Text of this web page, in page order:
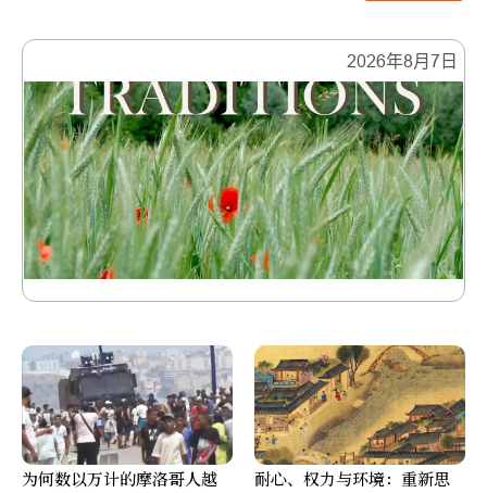
2026年8月7日
为何数以万计的摩洛哥人越
耐心、权力与环境：重新思